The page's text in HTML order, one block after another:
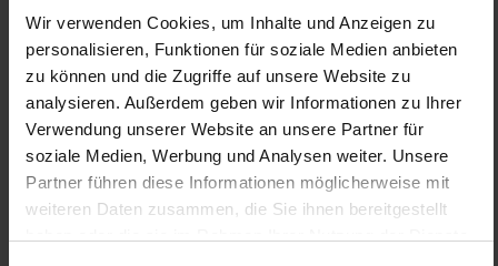
Wir verwenden Cookies, um Inhalte und Anzeigen zu
personalisieren, Funktionen für soziale Medien anbieten
zu können und die Zugriffe auf unsere Website zu
analysieren. Außerdem geben wir Informationen zu Ihrer
Verwendung unserer Website an unsere Partner für
soziale Medien, Werbung und Analysen weiter. Unsere
Partner führen diese Informationen möglicherweise mit
weiteren Daten zusammen, die Sie ihnen bereitgestellt
gerne möchte ich dir weiterhelfen, bitte kontaktieren mich
per Mail bewertungen@leifheit.com unter Angabe folgender
Ticketnummer: 378364. Für mich ist es sehr hilfreich, wenn
du in der Mail ein Bild von dem Kaufbeleg & dem Produkt
sendest.
Viele Grüße
das Leifheit Team
Kim,VS